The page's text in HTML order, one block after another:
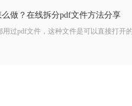
么做？在线拆分pdf文件方法分享
过pdf文件，这种文件是可以直接打